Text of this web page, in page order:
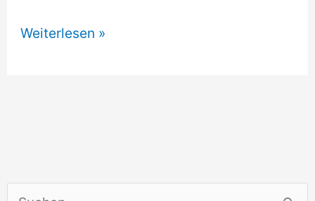
Wohnwagen
Weiterlesen »